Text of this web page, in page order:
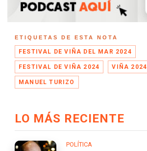
ETIQUETAS DE ESTA NOTA
FESTIVAL DE VIÑA DEL MAR 2024
FESTIVAL DE VIÑA 2024 VIÑA 2024
MANUEL TURIZO
LO MÁS RECIENTE
POLÍTICA